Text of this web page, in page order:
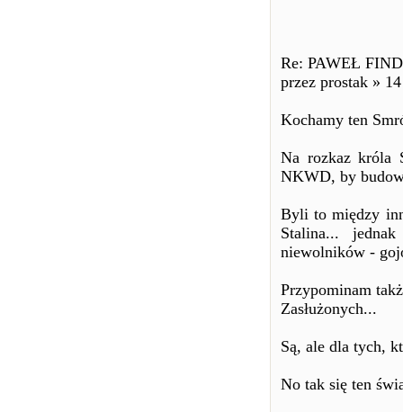
Re: PAWEŁ
przez prostak »
Kochamy ten
Na rozkaz króla
NKWD, by
Byli to między
Stalina...
niewolników -
Przypominam
Zasłużonych...
Są, ale dla tych,
No tak się ten